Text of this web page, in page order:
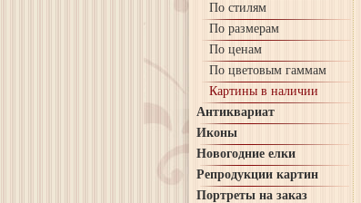
По стилям
По размерам
По ценам
По цветовым гаммам
Картины в наличии
Антиквариат
Иконы
Новогодние елки
Репродукции картин
Портреты на заказ